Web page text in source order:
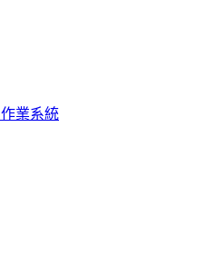
業系統